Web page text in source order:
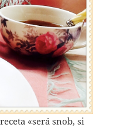
«será snob, si